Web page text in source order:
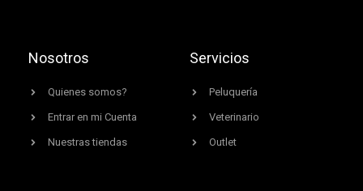
Nosotros
Quienes somos?
Entrar en mi Cuenta
Nuestras tiendas
Servicios
Peluquería
Veterinario
Outlet